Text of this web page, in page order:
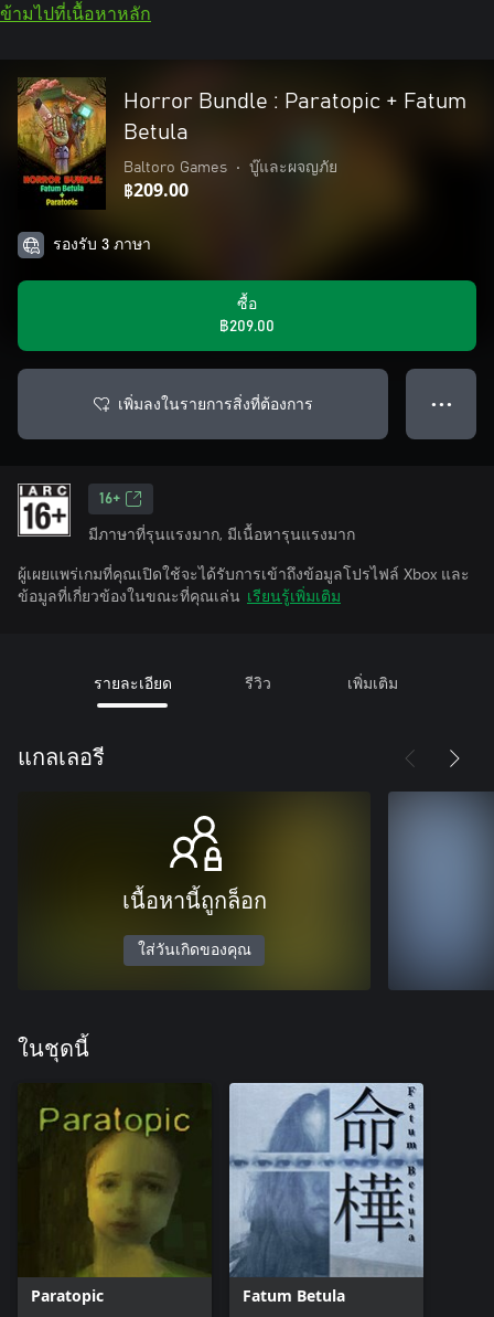
ข้ามไปที่เนื้อหาหลัก
Horror Bundle : Paratopic + Fatum
Betula
Baltoro Games • บู๊และผจญภัย
฿209.00
รองรับ 3 ภาษา
ซื้อ
฿209.00
เพิ่มลงในรายการสิ่งที่ต้องการ ● ● ●
16+
มีภาษาที่รุนแรงมาก, มีเนื้อหารุนแรงมาก
ผู้เผยแพร่เกมที่คุณเปิดใช้จะได้รับการเข้าถึงข้อมูลโปรไฟล์ Xbox และ
ข้อมูลที่เกี่ยวข้องในขณะที่คุณเล่น เรียนรู้เพิ่มเติม
รายละเอียด รีวิว เพิ่มเติม
แกลเลอรี
เนื้อหานี้ถูกล็อก
ใส่วันเกิดของคุณ
ในชุดนี้
Paratopic Fatum Betula